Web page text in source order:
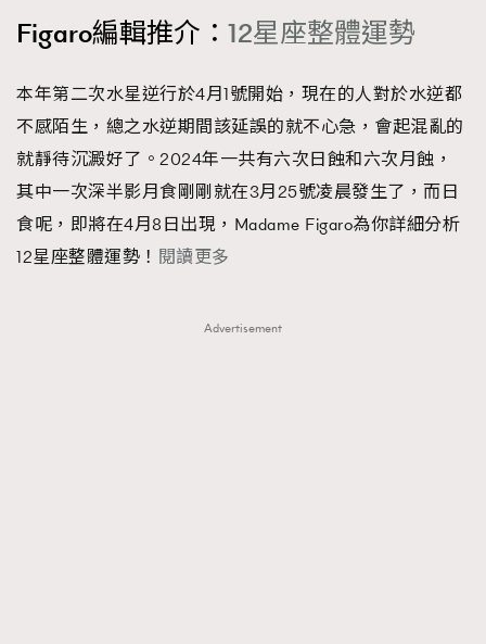
Figaro編輯推介： 12星座整體運勢
本年第二次水星逆行於4月1號開始，現在的人對於水逆都
不感陌生，總之水逆期間該延誤的就不心急，會起混亂的
就靜待沉澱好了。2024年一共有六次日蝕和六次月蝕，
其中一次深半影月食剛剛就在3月25號凌晨發生了，而日
食呢，即將在4月8日出現，Madame Figaro為你詳細分析
12星座整體運勢！ 閱讀更多
Advertisement